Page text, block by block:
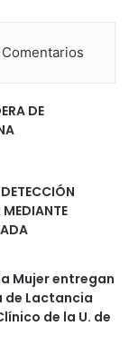
Comentarios
DE
MEDIANTE
Mujer entregan
de Lactancia
de la U. de